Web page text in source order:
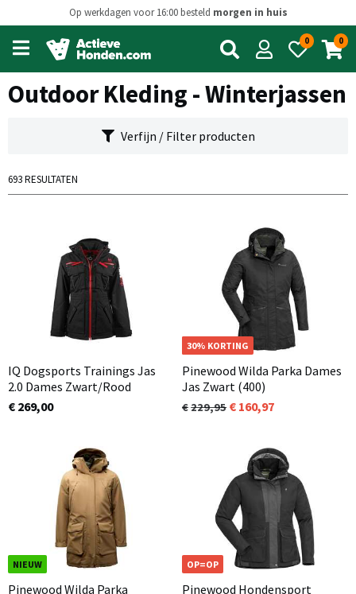
Op werkdagen voor 16:00 besteld morgen in huis
Open
main
menu
0 0
Outdoor Kleding - Winterjassen
Verfijn / Filter producten
693 RESULTATEN
IQ Dogsports Trainings Jas
2.0 Dames Zwart/Rood
€ 269,00
OP=OP
30% KORTING
Pinewood Wilda Parka Dames
Jas Zwart (400)
229,95 160,97
NIEUW
Pinewood Wilda Parka
OP=OP
Pinewood Hondensport